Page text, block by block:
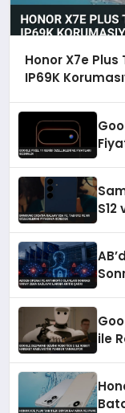
Honor X7e Plus
IP69K
ile